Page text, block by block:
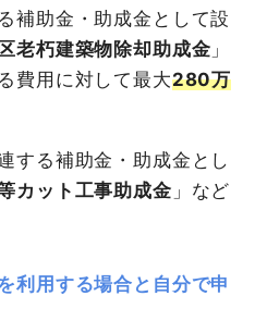
補助金・助成金として設
老朽建築物除却助成金 」
費用に対して最大280万
する補助金・助成金とし
カット工事助成金 」など
利用する場合と自分で申